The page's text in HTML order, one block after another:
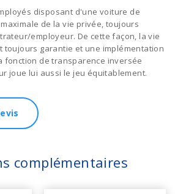
disposant d'une voiture de
de la vie privée, toujours
employeur. De cette façon, la vie
toujours garantie et une implémentation
fonction de transparence inversée
joue lui aussi le jeu équitablement.
complémentaires